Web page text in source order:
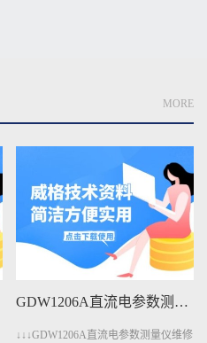
MORE
GDW1206A直流电参数测量仪维修手册下载
↓↓↓GDW1206A直流电参数测量仪维修